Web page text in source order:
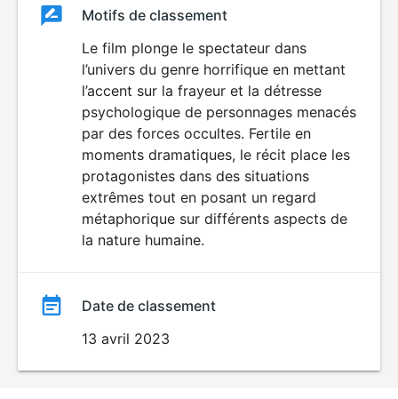
ClassementClassement
VIOLENCE
HORREUR
Motifs de classement
Le film plonge le spectateur dans
l’univers du genre horrifique en mettant
l’accent sur la frayeur et la détresse
psychologique de personnages menacés
par des forces occultes. Fertile en
moments dramatiques, le récit place les
protagonistes dans des situations
extrêmes tout en posant un regard
métaphorique sur différents aspects de
la nature humaine.
Date de classement
13 avril 2023